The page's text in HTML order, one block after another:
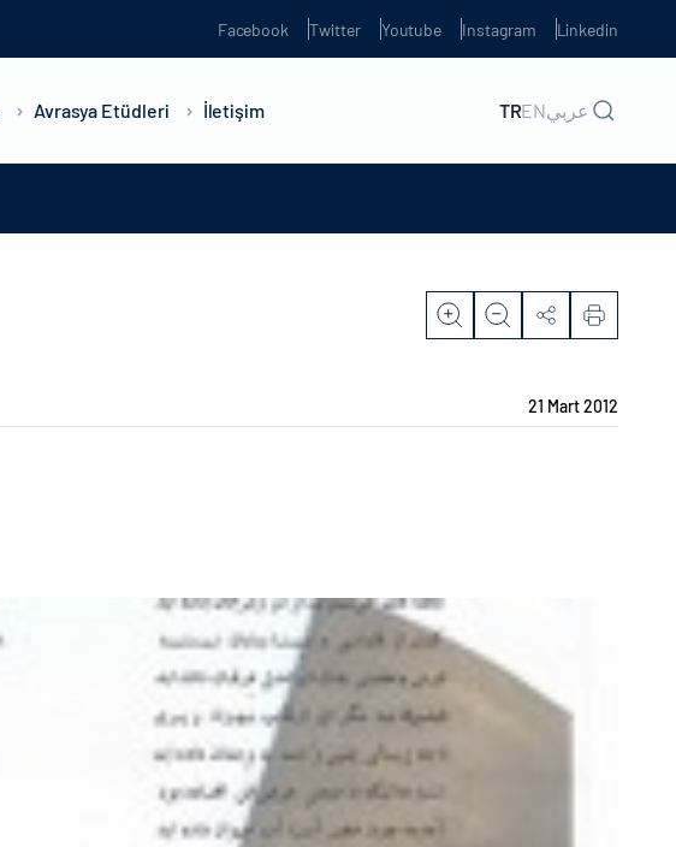
Facebook Twitter Youtube Instagram Linkedin
Avrasya Etüdleri İletişim TRENعربي
21 Mart 2012